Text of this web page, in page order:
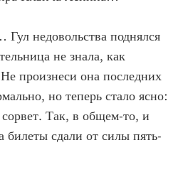
недовольства поднялся
не знала, как
произнеси она последних
но теперь стало ясно:
Так, в общем-то, и
билеты сдали от силы пять-